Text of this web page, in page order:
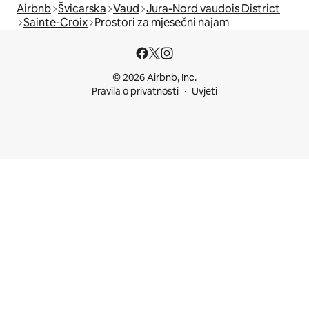
Airbnb Švicarska Vaud Jura-Nord vaudois District
Sainte-Croix Prostori za mjesečni najam
© 2026 Airbnb, Inc.
Pravila o privatnosti
Uvjeti